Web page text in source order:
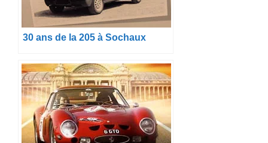
30 ans de la 205 à Sochaux